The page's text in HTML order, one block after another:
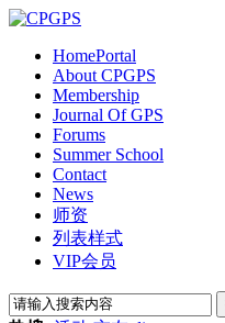
HomePortal
About CPGPS
Membership
Journal Of GPS
Forums
Summer School
Contact
News
师资
列表样式
VIP会员